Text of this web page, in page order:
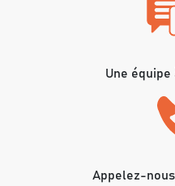
Une
Appelez-nous